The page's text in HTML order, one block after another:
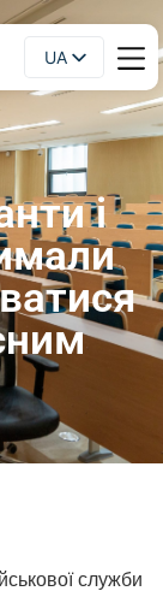
UA
EN
і
служби